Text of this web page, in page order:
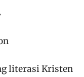
literasi Kristen